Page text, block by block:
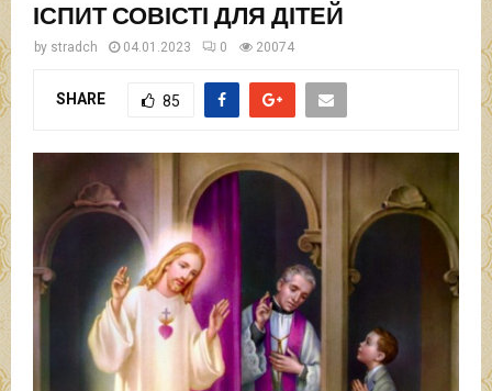
ІСПИТ СОВІСТІ ДЛЯ ДІТЕЙ
by stradch 04.01.2023 0 20074
SHARE 85